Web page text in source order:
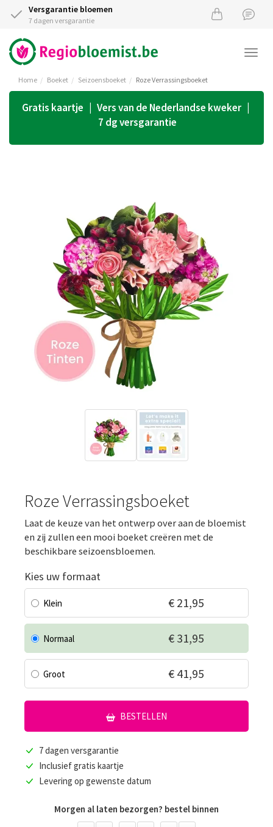
Versgarantie bloemen
7 dagen versgarantie
Home Boeket Seizoensboeket Roze Verrassingsboeket
Gratis kaartje | Vers van de Nederlandse kweker |
7 dg versgarantie
Roze Verrassingsboeket
Laat de keuze van het ontwerp over aan de bloemist
en zij zullen een mooi boeket creëren met de
beschikbare seizoensbloemen.
Kies uw formaat
Klein € 21,95
Normaal € 31,95
Groot € 41,95
BESTELLEN
7 dagen versgarantie
Inclusief gratis kaartje
Levering op gewenste datum
Morgen al laten bezorgen? bestel binnen